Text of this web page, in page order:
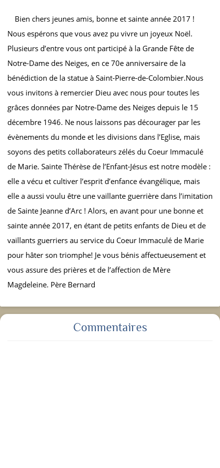
Bien chers jeunes amis, bonne et sainte année 2017 !
Nous espérons que vous avez pu vivre un joyeux Noël.
Plusieurs d’entre vous ont participé à la Grande Fête de
Notre-Dame des Neiges, en ce 70e anniversaire de la
bénédiction de la statue à Saint-Pierre-de-Colombier.Nous
vous invitons à remercier Dieu avec nous pour toutes les
grâces données par Notre-Dame des Neiges depuis le 15
décembre 1946. Ne nous laissons pas décourager par les
évènements du monde et les divisions dans l’Eglise, mais
soyons des petits collaborateurs zélés du Coeur Immaculé
de Marie. Sainte Thérèse de l’Enfant-Jésus est notre modèle :
elle a vécu et cultiver l’esprit d’enfance évangélique, mais
elle a aussi voulu être une vaillante guerrière dans l’imitation
de Sainte Jeanne d’Arc ! Alors, en avant pour une bonne et
sainte année 2017, en étant de petits enfants de Dieu et de
vaillants guerriers au service du Coeur Immaculé de Marie
pour hâter son triomphe! Je vous bénis affectueusement et
vous assure des prières et de l’affection de Mère
Magdeleine. Père Bernard
Commentaires